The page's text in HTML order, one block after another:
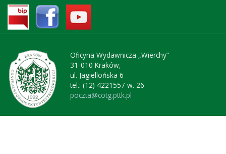
Oficyna Wydawnicza „Wierchy”
31-010 Kraków,
ul. Jagiellońska 6
tel.: (12) 4221557 w. 26
poczta@cotg.pttk.pl